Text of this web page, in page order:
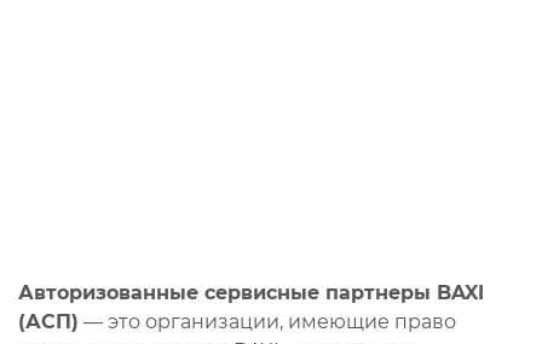
Авторизованные сервисные партнеры BAXI
(АСП) — это организации, имеющие право